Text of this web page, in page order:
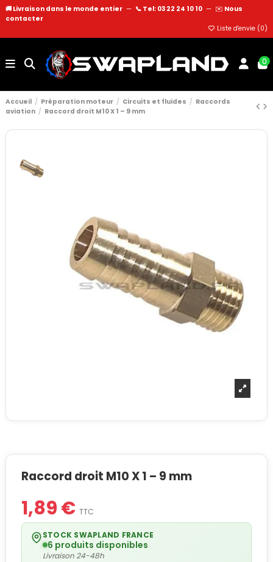
🚚 Livraison dans le monde entier — 📞 Tel: 03 22 24 10 10 — ✉️ Nous
contacter
Liste d'envie (0)
0
Accueil Préparation moteur Circuits et fluides
Raccords
aviation
Raccord droit M10 X 1 – 9 mm
Raccord droit M10 X 1 – 9 mm
1,89 € TTC
STOCK SWAPLAND FRANCE
6 produits disponibles
Livraison 24-48h